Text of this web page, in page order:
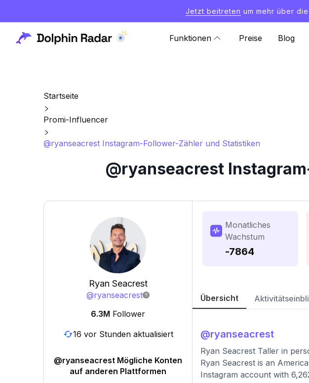
Jetzt beitreten um mehr über
Funktionen Preise Blog
Startseite
Promi-Influencer
@ryanseacrest Instagram-Follower-Zähler und Statistiken
@ryanseacrest
Ryan Seacrest
@ryanseacrest
6.3M Follower
16 vor Stunden aktualisiert
@ryanseacrest Mögliche Konten
auf anderen Plattformen
Monatliches
Wachstum
-7864
Übersicht
@ryanseacrest
Ryan Seacrest Taller in
Ryan Seacrest is an
Instagram account with